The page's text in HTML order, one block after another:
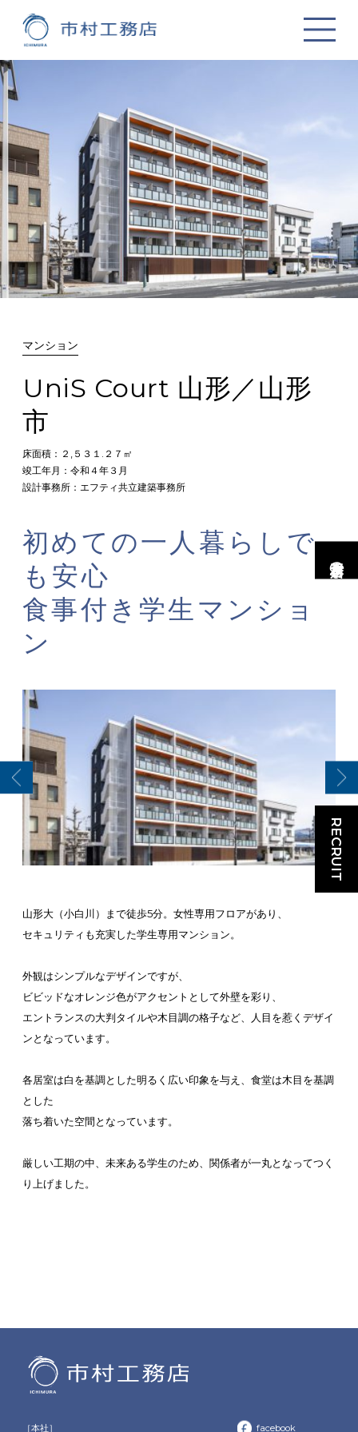
マンション
UniS Court 山形／山形
市
床面積：２,５３１.２７㎡
竣工年月：令和４年３月
設計事務所：エフティ共立建築事務所
初めての一人暮らしで
も安心
食事付き学生マンショ
ン
山形大（小白川）まで徒歩5分。女性専用フロアがあり、
セキュリティも充実した学生専用マンション。
外観はシンプルなデザインですが、
ビビッドなオレンジ色がアクセントとして外壁を彩り、
エントランスの大判タイルや木目調の格子など、人目を惹くデザイ
ンとなっています。
各居室は白を基調とした明るく広い印象を与え、食堂は木目を基調
とした
落ち着いた空間となっています。
厳しい工期の中、未来ある学生のため、関係者が一丸となってつく
り上げました。
［本社］ facebook
RECRUIT
市村工務店の家